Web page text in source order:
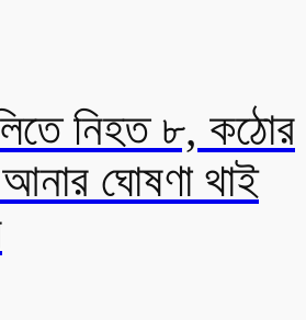
নিহত ৮, কঠোর
ঘোষণা থাই